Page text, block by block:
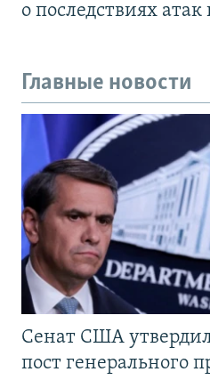
о последствиях
Главные новости
Сенат США
пост генерального